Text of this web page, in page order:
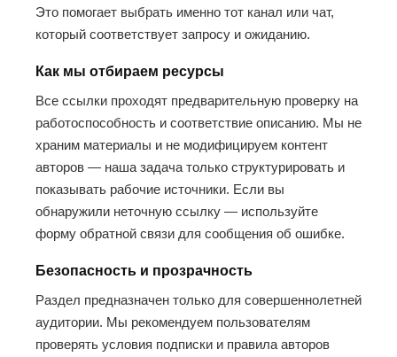
Это помогает выбрать именно тот канал или чат,
который соответствует запросу и ожиданию.
Как мы отбираем ресурсы
Все ссылки проходят предварительную проверку на
работоспособность и соответствие описанию. Мы не
храним материалы и не модифицируем контент
авторов — наша задача только структурировать и
показывать рабочие источники. Если вы
обнаружили неточную ссылку — используйте
форму обратной связи для сообщения об ошибке.
Безопасность и прозрачность
Раздел предназначен только для совершеннолетней
аудитории. Мы рекомендуем пользователям
проверять условия подписки и правила авторов